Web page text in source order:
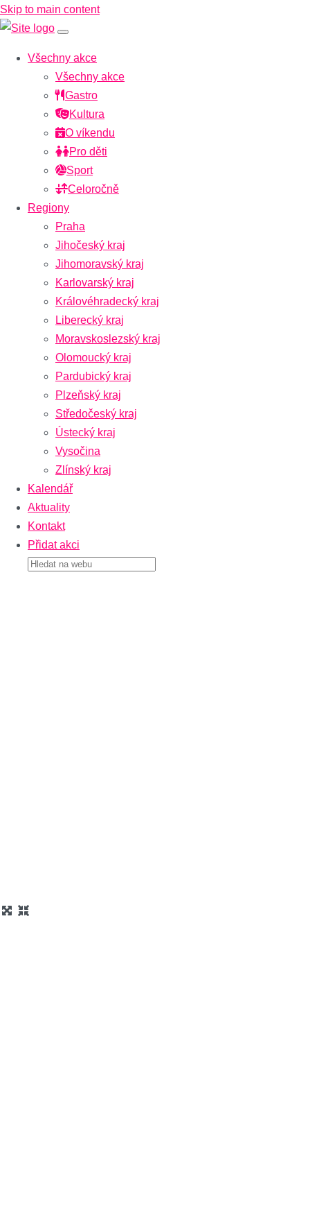
Skip to main content
Všechny akce
Všechny akce
Gastro
Kultura
O víkendu
Pro děti
Sport
Celoročně
Regiony
Praha
Jihočeský kraj
Jihomoravský kraj
Karlovarský kraj
Královéhradecký kraj
Liberecký kraj
Moravskoslezský kraj
Olomoucký kraj
Pardubický kraj
Plzeňský kraj
Středočeský kraj
Ústecký kraj
Vysočina
Zlínský kraj
Kalendář
Aktuality
Kontakt
Přidat akci